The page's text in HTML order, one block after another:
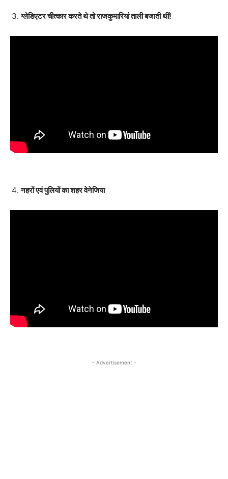
ग्लेडिएटर चीत्कार करते थे तो राजकुमारियां ताली बजाती थीं!
नहरों एवं पुलियों का शहर वेनेजिया
- Advertisement -